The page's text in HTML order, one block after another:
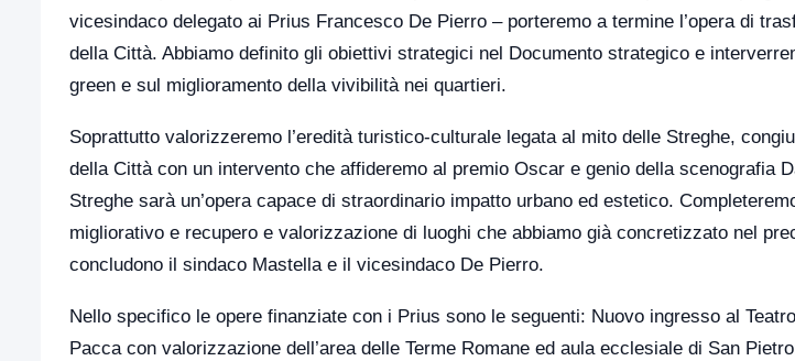
vicesindaco delegato ai Prius Francesco De Pierro – porteremo a termine l’opera di
della Città. Abbiamo definito gli obiettivi strategici nel Documento strategico e
green e sul miglioramento della vivibilità nei quartieri.
Soprattutto valorizzeremo l’eredità turistico-culturale legata al mito delle Streghe,
della Città con un intervento che affideremo al premio Oscar e genio della scenografia
Streghe sarà un’opera capace di straordinario impatto urbano ed estetico.
migliorativo e recupero e valorizzazione di luoghi che abbiamo già concretizzato nel
concludono il sindaco Mastella e il vicesindaco De Pierro.
Nello specifico le opere finanziate con i Prius sono le seguenti: Nuovo ingresso al
Pacca con valorizzazione dell’area delle Terme Romane ed aula ecclesiale di San